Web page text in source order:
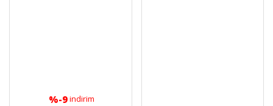
%-9indirim